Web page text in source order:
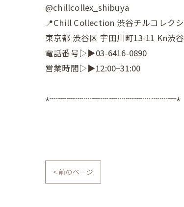
@chillcollex_shibuya
📍Chill Collection 渋谷チルコレク
東京都 渋谷区 宇田川町13-11 Kn渋
電話番号▷▶03-6416-0890
営業時間▷▶12:00~31:00
⋆┈┈┈┈┈┈┈┈┈┈┈┈┈┈┈⋆
< 前のページ